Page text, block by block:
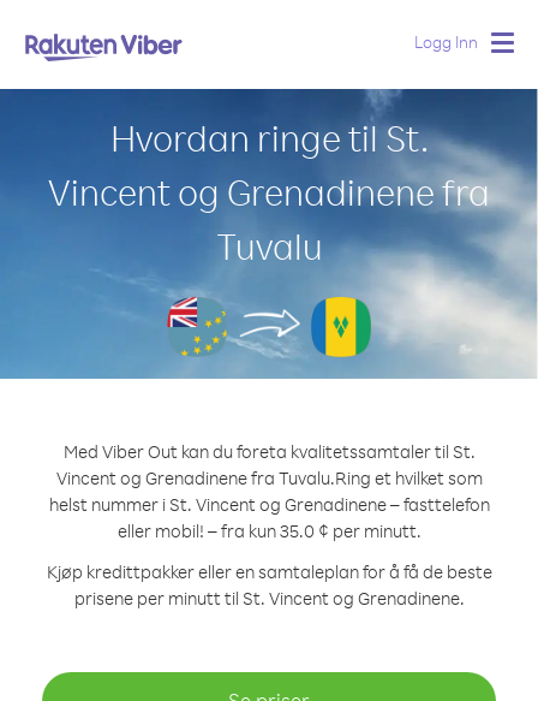
Logg Inn
Hvordan ringe til St.
Vincent og Grenadinene fra
Tuvalu
Med Viber Out kan du foreta kvalitetssamtaler til St.
Vincent og Grenadinene fra Tuvalu.Ring et hvilket som
helst nummer i St. Vincent og Grenadinene – fasttelefon
eller mobil! – fra kun 35.0 ¢ per minutt.
Kjøp kredittpakker eller en samtaleplan for å få de beste
prisene per minutt til St. Vincent og Grenadinene.